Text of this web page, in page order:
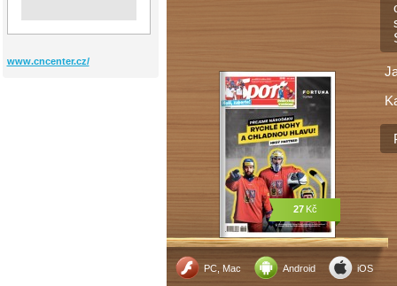
www.cncenter.cz/
PC, Mac Android iOS
27Kč